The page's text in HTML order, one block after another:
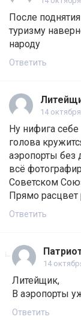
После
туризму
народу
Ответить
14
Ну нифига
голова
аэропорты без
всё
Советском
Прямо расцвет
Ответить
14
Литейщик,
В аэропорты
Ответить